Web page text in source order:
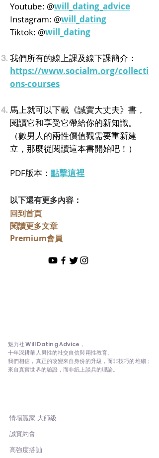
Youtube: @will_dating_advice
Instagram: @will_dating
Tiktok: @will_dating
我們所有的線上課及線下課簡介：
https://www.socialm.org/collecti
ons-courses
馬上就可以下載《誠實大丈夫》書，
閱讀它和享受它帶給你的新知識。
（數男人的兩性價值觀需要重新建
立，那麼從閱讀這本書開始吧！）
PDF版本： 點擊這裡
以下還有更多內容：
回到首頁
閱讀更多文章
Premium會員
魅力社 Will Dating Advice，
十年深耕華人男性的社交自信與兩性教育。
我們相信，真正的改變來自身份的升級，而非技巧的堆砌；
來自真實世界的驗證，而非紙上談兵的理論。
情場贏家 大師級
誠實約會
高強度搭訕